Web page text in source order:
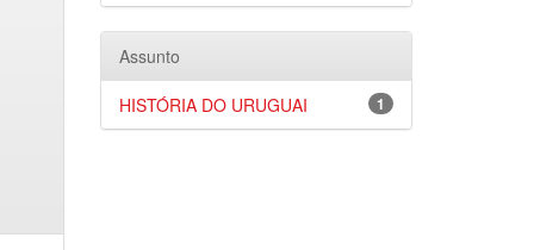
Assunto
1
HISTÓRIA DO URUGUAI